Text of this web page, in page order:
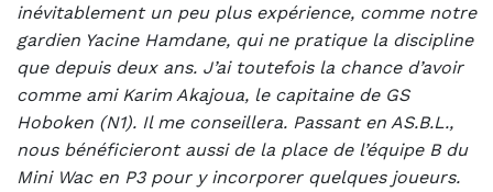
inévitablement un peu plus expérience, comme notre
gardien Yacine Hamdane, qui ne pratique la discipline
que depuis deux ans. J’ai toutefois la chance d’avoir
comme ami Karim Akajoua, le capitaine de GS
Hoboken (N1). Il me conseillera. Passant en AS.B.L.,
nous bénéficieront aussi de la place de l’équipe B du
Mini Wac en P3 pour y incorporer quelques joueurs.